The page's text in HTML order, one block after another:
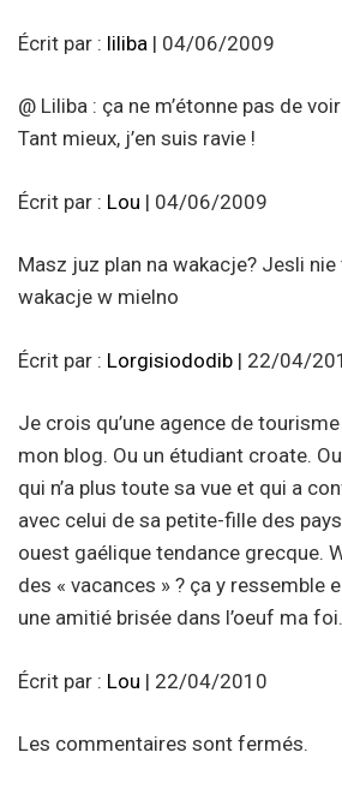
Écrit par : liliba | 04/06/2009
@ Liliba : ça ne m’étonne pas de
Tant mieux, j’en suis ravie !
Écrit par : Lou | 04/06/2009
Masz juz plan na wakacje? Jesli
wakacje w mielno
Écrit par : Lorgisiododib | 22/04/
Je crois qu’une agence de
mon blog. Ou un étudiant croate.
qui n’a plus toute sa vue et qui a
avec celui de sa petite-fille des
ouest gaélique tendance grecque.
des « vacances » ? ça y ressemble
une amitié brisée dans l’oeuf ma
Écrit par : Lou | 22/04/2010
Les commentaires sont fermés.